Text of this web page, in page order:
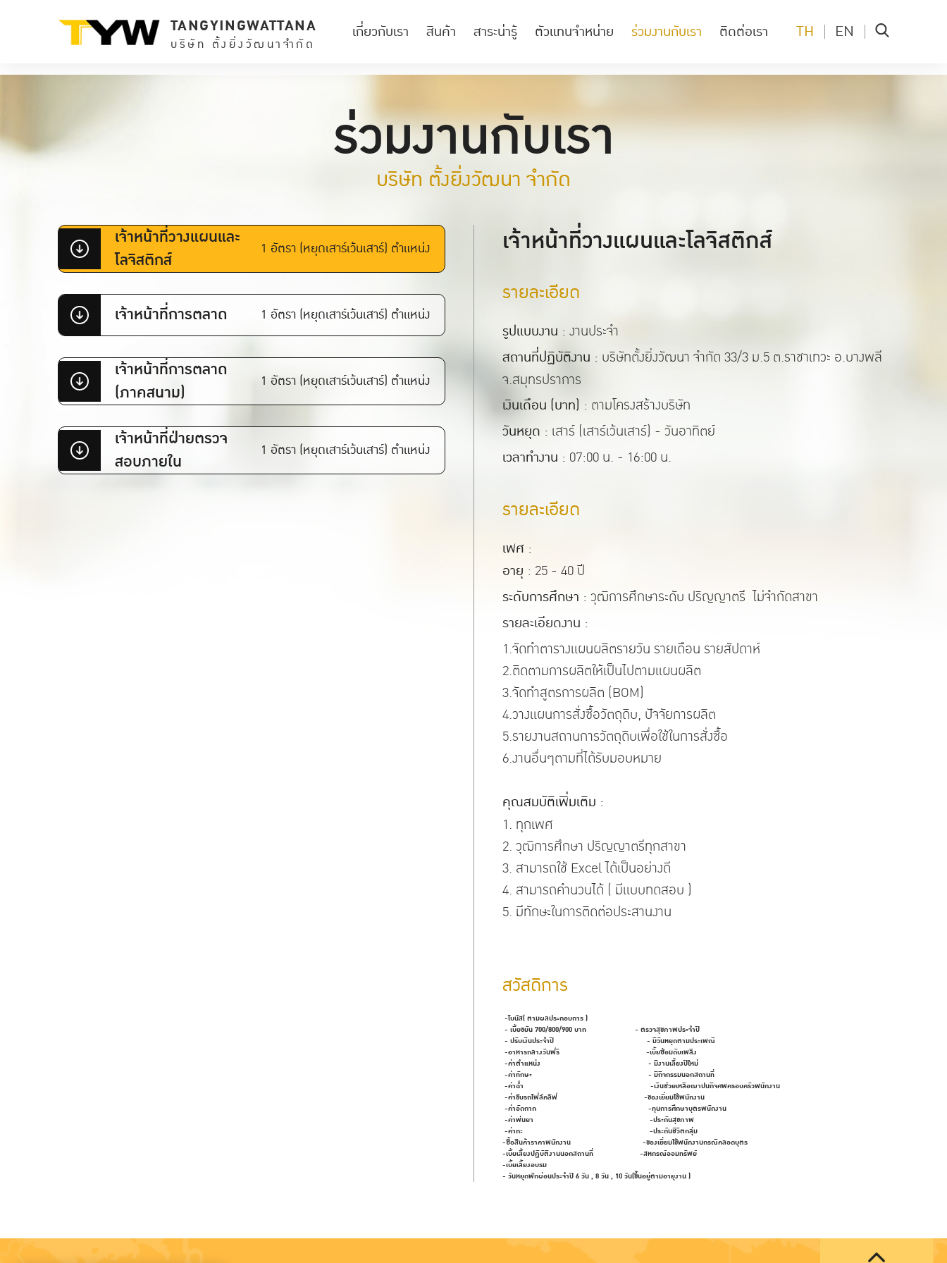
TANGYINGWATTANA
บริษัท ตั้งยิ่งวัฒนาจำกัด
เกี่ยวกับเรา สินค้า สาระน่ารู้ ตัวแทนจำหน่าย ร่วมงานกับเรา ติดต่อเรา TH EN
ร่วมงานกับเรา
บริษัท ตั้งยิ่งวัฒนา จำกัด
เจ้าหน้าที่วางแผนและ
โลจิสติกส์
1 อัตรา (หยุดเสาร์เว้นเสาร์) ตำแหน่ง
เจ้าหน้าที่การตลาด 1 อัตรา (หยุดเสาร์เว้นเสาร์) ตำแหน่ง
เจ้าหน้าที่การตลาด
(ภาคสนาม)
1 อัตรา (หยุดเสาร์เว้นเสาร์) ตำแหน่ง
เจ้าหน้าที่ฝ่ายตรวจ
สอบภายใน
1 อัตรา (หยุดเสาร์เว้นเสาร์) ตำแหน่ง
เจ้าหน้าที่วางแผนและโลจิสติกส์
รายละเอียด
รูปแบบงาน : งานประจำ
สถานที่ปฏิบัติงาน : บริษัทตั้งยิ่งวัฒนา จำกัด 33/3 ม.5 ต.ราชาเทวะ อ.บางพลี
จ.สมุทรปราการ
เงินเดือน (บาท) : ตามโครงสร้างบริษัท
วันหยุด : เสาร์ (เสาร์เว้นเสาร์) - วันอาทิตย์
เวลาทำงาน : 07:00 น. - 16:00 น.
รายละเอียด
เพศ :
อายุ : 25 - 40 ปี
ระดับการศึกษา : วุฒิการศึกษาระดับ ปริญญาตรี ไม่จำกัดสาขา
รายละเอียดงาน :
1.จัดทำตารางแผนผลิตรายวัน รายเดือน รายสัปดาห์
2.ติดตามการผลิตให้เป็นไปตามแผนผลิต
3.จัดทำสูตรการผลิต (BOM)
4.วางแผนการสั่งซื้อวัตถุดิบ, ปัจจัยการผลิต
5.รายงานสถานการวัตถุดิบเพื่อใช้ในการสั่งซื้อ
6.งานอื่นๆตามที่ได้รับมอบหมาย
คุณสมบัติเพิ่มเติม :
1. ทุกเพศ
2. วุฒิการศึกษา ปริญญาตรีทุกสาขา
3. สามารถใช้ Excel ได้เป็นอย่างดี
4. สามารถคำนวนได้ ( มีแบบทดสอบ )
5. มีทักษะในการติดต่อประสานงาน
สวัสดิการ
-โบนัส( ตามผลประกอบการ )
- เบี้ยขยัน 700/800/900 บาท - ตรวจสุขภาพประจำปี
- ปรับเงินประจำปี - มีวันหยุดตามประเพณี
-อาหารกลางวันฟรี -เบี้ยซ้อมดับเพลิง
-ค่าตำแหน่ง - มีงานเลี้ยงปีใหม่
-ค่าทักษะ - มีกิจกรรมนอกสถานที่
-ค่าฉ่ำ -เงินช่วยเหลือฌาปนกิจศพครอบครัวพนักงาน
-ค่าขับรถโฟล์คลิฟ -ของเยี่ยมไข้พนักงาน
-ค่าอัดกาก -ทุนการศึกษาบุตรพนักงาน
-ค่าพ่นยา -ประกันสุขภาพ
-ค่ากะ -ประกันชีวิตกลุ่ม
-ซื้อสินค้าราคาพนักงาน -ของเยี่ยมไข้พนักงานกรณีคลอดบุตร
-เบี้ยเลี้ยงปฏิบัติงานนอกสถานที่ -สหกรณ์ออมทรัพย์
-เบี้ยเลี้ยงอบรม
- วันหยุดพักผ่อนประจำปี 6 วัน, 8 วัน , 10 วัน(ขึ้นอยู่ตามอายุงาน)